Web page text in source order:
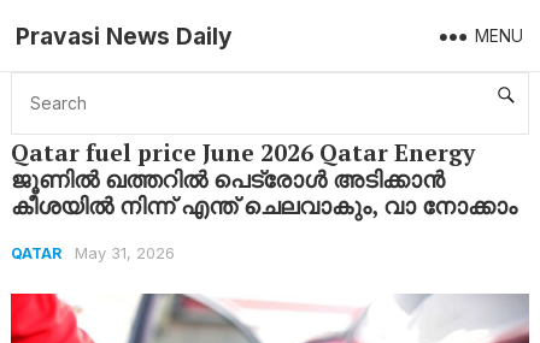
Pravasi News Daily MENU
Home Qatar Qatar fuel price June 2026 Qatar Energy ജൂണിൽ ഖത്തറിൽ പെട്രോൾ അടിക്കാൻ കീശയിൽ നിന്ന് എന്ത് ചെലവാകും, വാ നോക്കാം
Qatar fuel price June 2026 Qatar Energy
ജൂണിൽ ഖത്തറിൽ പെട്രോൾ അടിക്കാൻ
കീശയിൽ നിന്ന് എന്ത് ചെലവാകും, വാ നോക്കാം
QATAR May 31, 2026